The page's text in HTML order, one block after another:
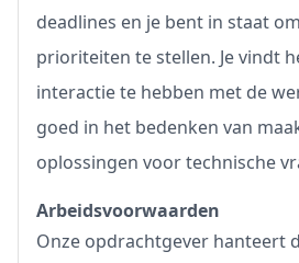
deadlines en je bent in staat
prioriteiten te stellen. Je vindt
interactie te hebben met de
goed in het bedenken van
oplossingen voor technische
Arbeidsvoorwaarden
Onze opdrachtgever hanteert